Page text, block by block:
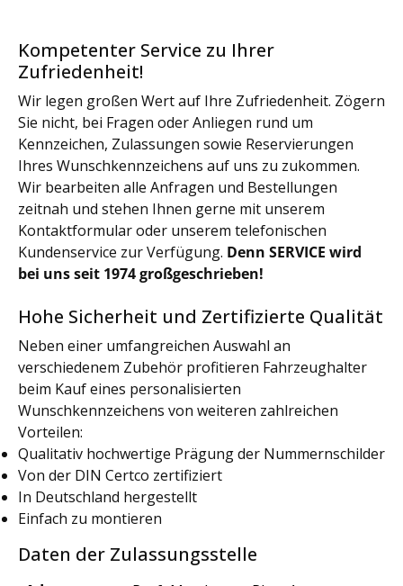
Kompetenter Service zu Ihrer
Zufriedenheit!
Wir legen großen Wert auf Ihre Zufriedenheit. Zögern
Sie nicht, bei Fragen oder Anliegen rund um
Kennzeichen, Zulassungen sowie Reservierungen
Ihres Wunschkennzeichens auf uns zu zukommen.
Wir bearbeiten alle Anfragen und Bestellungen
zeitnah und stehen Ihnen gerne mit unserem
Kontaktformular oder unserem telefonischen
Kundenservice zur Verfügung. Denn SERVICE wird
bei uns seit 1974 großgeschrieben!
Hohe Sicherheit und Zertifizierte Qualität
Neben einer umfangreichen Auswahl an
verschiedenem Zubehör profitieren Fahrzeughalter
beim Kauf eines personalisierten
Wunschkennzeichens von weiteren zahlreichen
Vorteilen:
Qualitativ hochwertige Prägung der Nummernschilder
Von der DIN Certco zertifiziert
In Deutschland hergestellt
Einfach zu montieren
Daten der Zulassungsstelle